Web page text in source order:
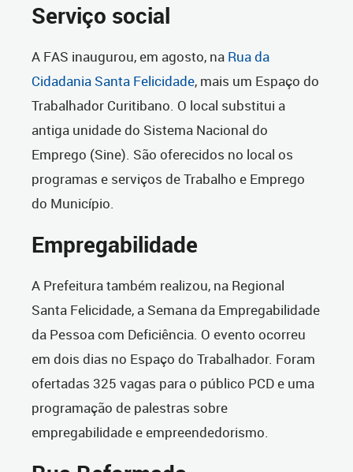
Serviço social
A FAS inaugurou, em agosto, na Rua da
Cidadania Santa Felicidade, mais um Espaço do
Trabalhador Curitibano. O local substitui a
antiga unidade do Sistema Nacional do
Emprego (Sine). São oferecidos no local os
programas e serviços de Trabalho e Emprego
do Município.
Empregabilidade
A Prefeitura também realizou, na Regional
Santa Felicidade, a Semana da Empregabilidade
da Pessoa com Deficiência. O evento ocorreu
em dois dias no Espaço do Trabalhador. Foram
ofertadas 325 vagas para o público PCD e uma
programação de palestras sobre
empregabilidade e empreendedorismo.